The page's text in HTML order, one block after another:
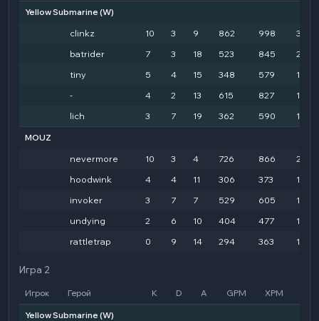
Yellow Submarine (W)
clinkz
10 3 9 862 998
batrider
7 3 18 523 845
tiny
5 4 15 348 579
-
4 2 13 615 827
lich
3 7 19 362 590
MOUZ
nevermore
10 3 4 726 866
hoodwink
4 4 11 306 373
16612
invoker
3 7 7 529 605
undying
2 6 10 404 477
11710
rattletrap
0 9 14 294 363
Игра 2
Игрок Герой K D A GPM XPM
Yellow Submarine (W)